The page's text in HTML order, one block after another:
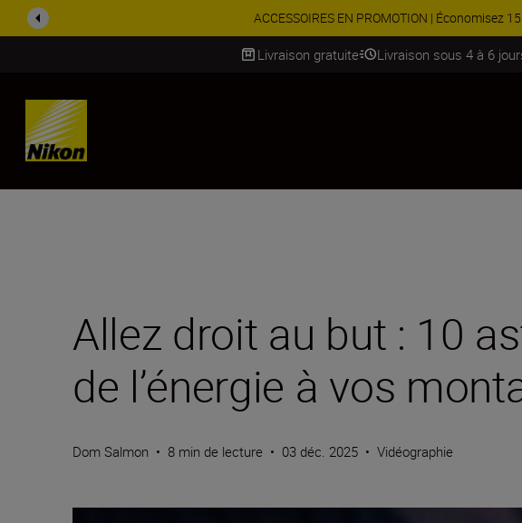
Swiss Garantie | Une
Livraison gratuite Livraison sous 4 à 6
SKIP
Allez droit au but : 10
de l’énergie à vos
Dom Salmon • 8 min de lecture • 03 déc. 2025 • Vidéographie